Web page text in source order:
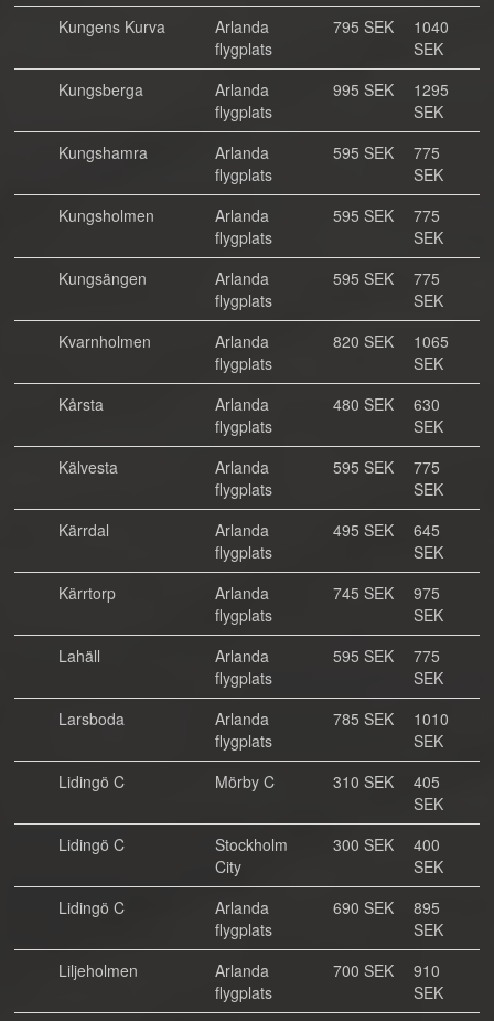
Kungens Kurva
Arlanda
flygplats
795 SEK
1040
SEK
Kungsberga
Arlanda
flygplats
995 SEK
1295
SEK
Kungshamra
Arlanda
flygplats
595 SEK
775
SEK
Kungsholmen
Arlanda
flygplats
595 SEK
775
SEK
Kungsängen
Arlanda
flygplats
595 SEK
775
SEK
Kvarnholmen
Arlanda
flygplats
820 SEK
1065
SEK
Kårsta
Arlanda
flygplats
480 SEK
630
SEK
Kälvesta
Arlanda
flygplats
595 SEK
775
SEK
Kärrdal
Arlanda
flygplats
495 SEK
645
SEK
Kärrtorp
Arlanda
flygplats
745 SEK
975
SEK
Lahäll
Arlanda
flygplats
595 SEK
775
SEK
Larsboda
Arlanda
flygplats
785 SEK
1010
SEK
Lidingö C
Mörby C 310 SEK
405
SEK
Lidingö C
Stockholm
City
300 SEK
400
SEK
Lidingö C
Arlanda
flygplats
690 SEK
895
SEK
Liljeholmen
Arlanda
flygplats
700 SEK
910
SEK